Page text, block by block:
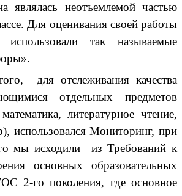
являлась неотъемлемой частью
Для оценивания своей работы
так называемые
отслеживания качества
отдельных предметов
литературное чтение,
использовался Мониторинг, при
мы исходили из Требований к
основных образовательных
2-го поколения, где основное